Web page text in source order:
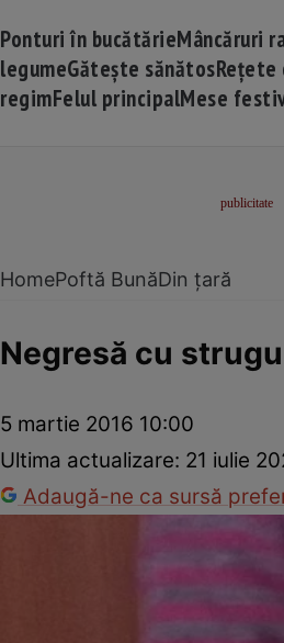
Ponturi în bucătărieMâncăruri
legumeGătește sănătosRețete
regimFelul principalMese
HomePoftă BunăDin țară
Negresă cu
5 martie 2016 10:00
Ultima actualizare: 21 iulie
Adaugă-ne ca sursă